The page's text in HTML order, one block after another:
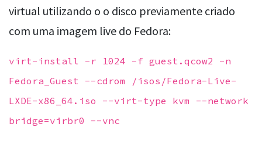
virtual utilizando o o disco previamente criado
com uma imagem live do Fedora:
virt-install -r 1024 -f guest.qcow2 -n
Fedora_Guest --cdrom /isos/Fedora-Live-
LXDE-x86_64.iso --virt-type kvm --network
bridge=virbr0 --vnc